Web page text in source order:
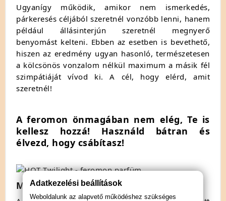
Ugyanígy működik, amikor nem ismerkedés,
párkeresés céljából szeretnél vonzóbb lenni, hanem
például állásinterjún szeretnél megnyerő
benyomást kelteni. Ebben az esetben is bevethető,
hiszen az eredmény ugyan hasonló, természetesen
a kölcsönös vonzalom nélkül maximum a másik fél
szimpátiáját vívod ki. A cél, hogy elérd, amit
szeretnél!
A feromon önmagában nem elég, Te is
kellesz hozzá! Használd bátran és
élvezd, hogy csábítasz!
Mi az a feromon?
Adatkezelési beállítások
Weboldalunk az alapvető működéshez szükséges